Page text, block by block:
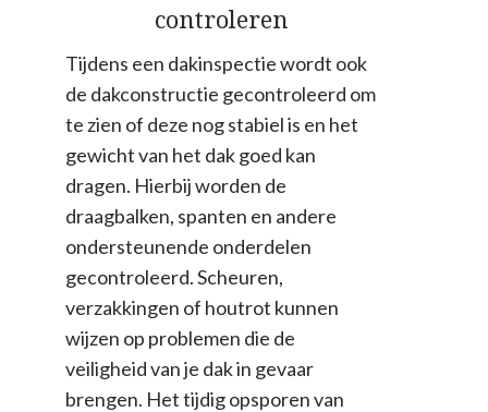
controleren
Tijdens een dakinspectie wordt ook
de dakconstructie gecontroleerd om
te zien of deze nog stabiel is en het
gewicht van het dak goed kan
dragen. Hierbij worden de
draagbalken, spanten en andere
ondersteunende onderdelen
gecontroleerd. Scheuren,
verzakkingen of houtrot kunnen
wijzen op problemen die de
veiligheid van je dak in gevaar
brengen. Het tijdig opsporen van